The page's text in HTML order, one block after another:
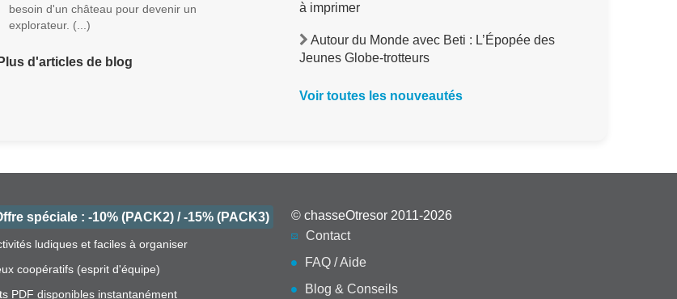
besoin d'un château pour devenir un
explorateur. (...)
Plus d'articles de blog
à imprimer
Autour du Monde avec Beti : L’Épopée des
Jeunes Globe-trotteurs
Voir toutes les nouveautés
spéciale : -10% (PACK2) / -15% (PACK3)
ludiques et faciles à organiser
coopératifs (esprit d'équipe)
PDF disponibles instantanément
© chasseOtresor 2011-2026
Contact
FAQ / Aide
Blog & Conseils